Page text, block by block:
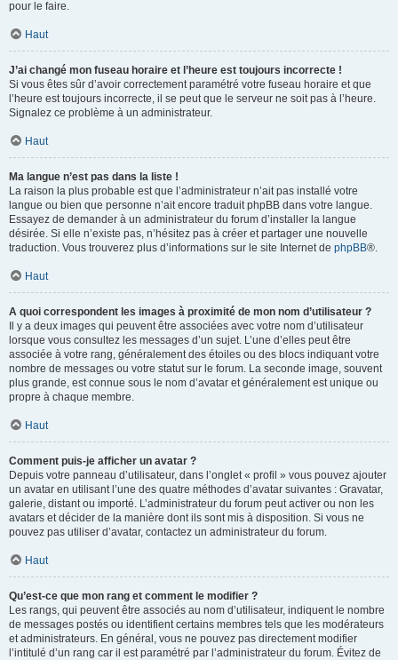
pour le faire.
Haut
J’ai changé mon fuseau horaire et l’heure est toujours incorrecte !
Si vous êtes sûr d’avoir correctement paramétré votre fuseau horaire et que
l’heure est toujours incorrecte, il se peut que le serveur ne soit pas à l’heure.
Signalez ce problème à un administrateur.
Haut
Ma langue n’est pas dans la liste !
La raison la plus probable est que l’administrateur n’ait pas installé votre
langue ou bien que personne n’ait encore traduit phpBB dans votre langue.
Essayez de demander à un administrateur du forum d’installer la langue
désirée. Si elle n’existe pas, n’hésitez pas à créer et partager une nouvelle
traduction. Vous trouverez plus d’informations sur le site Internet de phpBB®.
Haut
A quoi correspondent les images à proximité de mon nom d’utilisateur ?
Il y a deux images qui peuvent être associées avec votre nom d’utilisateur
lorsque vous consultez les messages d’un sujet. L’une d’elles peut être
associée à votre rang, généralement des étoiles ou des blocs indiquant votre
nombre de messages ou votre statut sur le forum. La seconde image, souvent
plus grande, est connue sous le nom d’avatar et généralement est unique ou
propre à chaque membre.
Haut
Comment puis-je afficher un avatar ?
Depuis votre panneau d’utilisateur, dans l’onglet « profil » vous pouvez ajouter
un avatar en utilisant l’une des quatre méthodes d’avatar suivantes : Gravatar,
galerie, distant ou importé. L’administrateur du forum peut activer ou non les
avatars et décider de la manière dont ils sont mis à disposition. Si vous ne
pouvez pas utiliser d’avatar, contactez un administrateur du forum.
Haut
Qu’est-ce que mon rang et comment le modifier ?
Les rangs, qui peuvent être associés au nom d’utilisateur, indiquent le nombre
de messages postés ou identifient certains membres tels que les modérateurs
et administrateurs. En général, vous ne pouvez pas directement modifier
l’intitulé d’un rang car il est paramétré par l’administrateur du forum. Évitez de